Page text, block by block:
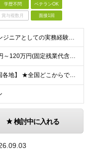
学歴不問 ベテランOK
賞与複数月 面接1回
【必須条件】 ・ITエンジニアとしての実務経験が1年以上ある方 ※開発・インフラ・運用保守など分野・フェーズは不問！ ※学歴不問 【歓迎条件】 ・基本設計、詳細設計などの経験がある方 ・AWS, G
【経験者】月給40万円～120万円(固定残業代含む)+各種手当 ※月給には、みなし残業手当(月30時間／5万8,000円～15万7,000円)を含みます ※上記を超える時間外労働分は追加で支給します
【フルリモート／全国各地】 ★全国どこからでも参画可能！フルリモート案件も多数！ ※プロジェクトは100%選択制。あなたの希望を最優先します。 ※フルリモート、ハイブリッド、常駐案件から自由に選択可能
検討中に入れる